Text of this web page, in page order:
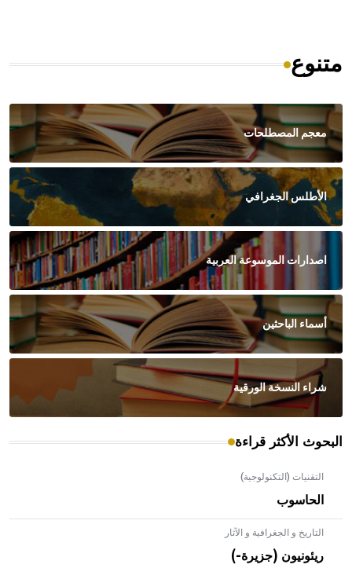
متنوع
معجم المصطلحات
الأطلس الجغرافي
اصدارات الموسوعة العربية
أسماء الباحثين
شراء النسخة الورقية
البحوث الأكثر قراءة
التقنيات (التكنولوجية)
الحاسوب
التاريخ و الجغرافية و الآثار
ريئونيون (جزيرة-)